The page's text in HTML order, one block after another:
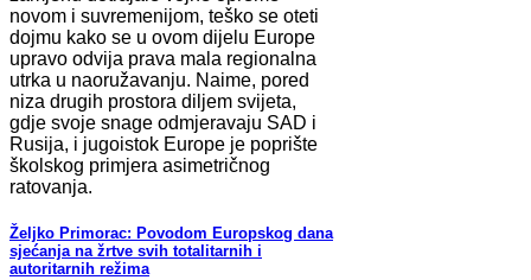
novom i suvremenijom, teško se oteti
dojmu kako se u ovom dijelu Europe
upravo odvija prava mala regionalna
utrka u naoružavanju. Naime, pored
niza drugih prostora diljem svijeta,
gdje svoje snage odmjeravaju SAD i
Rusija, i jugoistok Europe je poprište
školskog primjera asimetričnog
ratovanja.
Željko Primorac: Povodom Europskog dana
sjećanja na žrtve svih totalitarnih i
autoritarnih režima